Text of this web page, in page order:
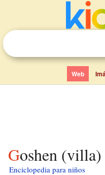
Web
Goshen
Enciclopedia para niños